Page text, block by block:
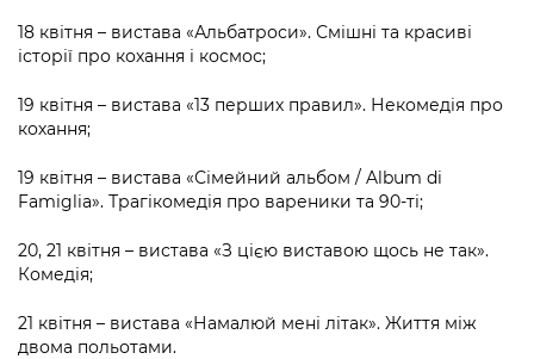
18 квітня – вистава «Альбатроси». Смішні та красиві
історії про кохання і космос;
19 квітня – вистава «13 перших правил». Некомедія про
кохання;
19 квітня – вистава «Сімейний альбом / Album di
Famiglia». Трагікомедія про вареники та 90-ті;
20, 21 квітня – вистава «З цією виставою щось не так».
Комедія;
21 квітня – вистава «Намалюй мені літак». Життя між
двома польотами.